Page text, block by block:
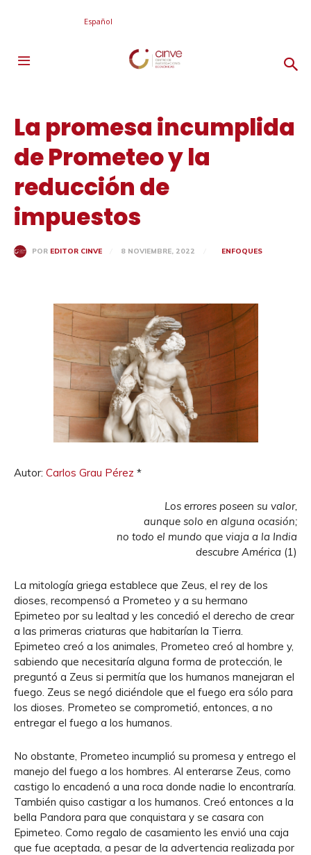
Español
La promesa incumplida
de Prometeo y la
reducción de
impuestos
POR EDITOR CINVE 8 NOVIEMBRE, 2022 ENFOQUES
Autor: Carlos Grau Pérez *
Los errores poseen su valor,
aunque solo en alguna ocasión;
no todo el mundo que viaja a la India
descubre América (1)
La mitología griega establece que Zeus, el rey de los
dioses, recompensó a Prometeo y a su hermano
Epimeteo por su lealtad y les concedió el derecho de crear
a las primeras criaturas que habitarían la Tierra.
Epimeteo creó a los animales, Prometeo creó al hombre y,
sabiendo que necesitaría alguna forma de protección, le
preguntó a Zeus si permitía que los humanos manejaran el
fuego. Zeus se negó diciéndole que el fuego era sólo para
los dioses. Prometeo se comprometió, entonces, a no
entregar el fuego a los humanos.
No obstante, Prometeo incumplió su promesa y entrego el
manejo del fuego a los hombres. Al enterarse Zeus, como
castigo lo encadenó a una roca donde nadie lo encontraría.
También quiso castigar a los humanos. Creó entonces a la
bella Pandora para que conquistara y se casara con
Epimeteo. Como regalo de casamiento les envió una caja
que fue aceptada, a pesar de la advertencia realizada por